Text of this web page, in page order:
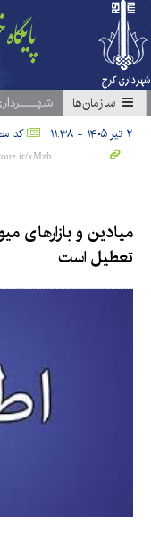
سازمان‎ها
۲ تیر ۱۴۰۵ - ۱۱:۳۸ کد
میادین و بازارهای
تعطیل است